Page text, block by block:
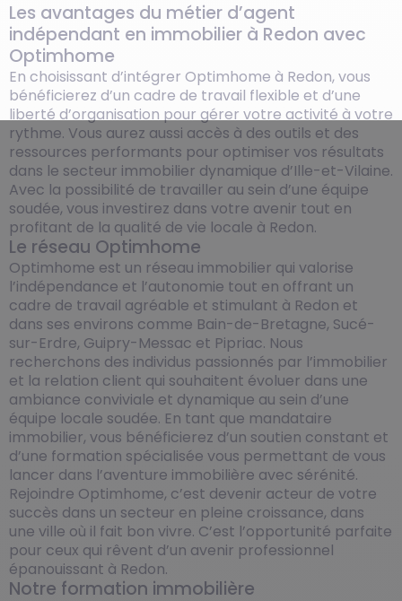
Les avantages du métier d’agent
indépendant en immobilier à Redon avec
Optimhome
En choisissant d’intégrer Optimhome à Redon, vous
bénéficierez d’un cadre de travail flexible et d’une
liberté d’organisation pour gérer votre activité à votre
rythme. Vous aurez aussi accès à des outils et des
ressources performants pour optimiser vos résultats
dans le secteur immobilier dynamique d’Ille-et-Vilaine.
Avec la possibilité de travailler au sein d’une équipe
soudée, vous investirez dans votre avenir tout en
profitant de la qualité de vie locale à Redon.
Le réseau Optimhome
Optimhome est un réseau immobilier qui valorise
l’indépendance et l’autonomie tout en offrant un
cadre de travail agréable et stimulant à Redon et
dans ses environs comme Bain-de-Bretagne, Sucé-
sur-Erdre, Guipry-Messac et Pipriac. Nous
recherchons des individus passionnés par l’immobilier
et la relation client qui souhaitent évoluer dans une
ambiance conviviale et dynamique au sein d’une
équipe locale soudée. En tant que mandataire
immobilier, vous bénéficierez d’un soutien constant et
d’une formation spécialisée vous permettant de vous
lancer dans l’aventure immobilière avec sérénité.
Rejoindre Optimhome, c’est devenir acteur de votre
succès dans un secteur en pleine croissance, dans
une ville où il fait bon vivre. C’est l’opportunité parfaite
pour ceux qui rêvent d’un avenir professionnel
épanouissant à Redon.
Notre formation immobilière